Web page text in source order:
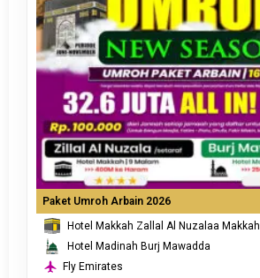
Paket Umroh Arbain 2026
Hotel Makkah Zallal Al Nuzalaa Makkah
Hotel Madinah Burj Mawadda
Fly Emirates